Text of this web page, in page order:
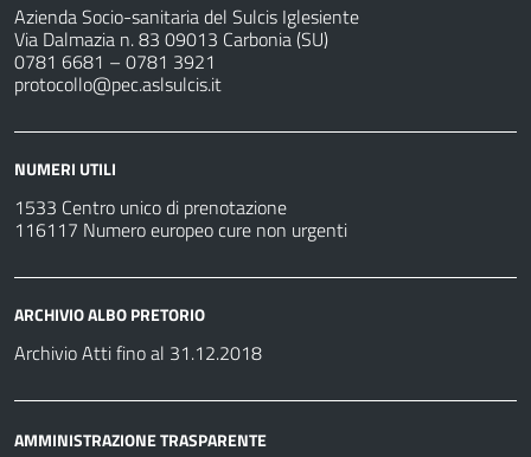
Azienda Socio-sanitaria del Sulcis Iglesiente
Via Dalmazia n. 83 09013 Carbonia (SU)
0781 6681 – 0781 3921
protocollo@pec.aslsulcis.it
NUMERI UTILI
1533 Centro unico di prenotazione
116117 Numero europeo cure non urgenti
ARCHIVIO ALBO PRETORIO
Archivio Atti fino al 31.12.2018
AMMINISTRAZIONE TRASPARENTE